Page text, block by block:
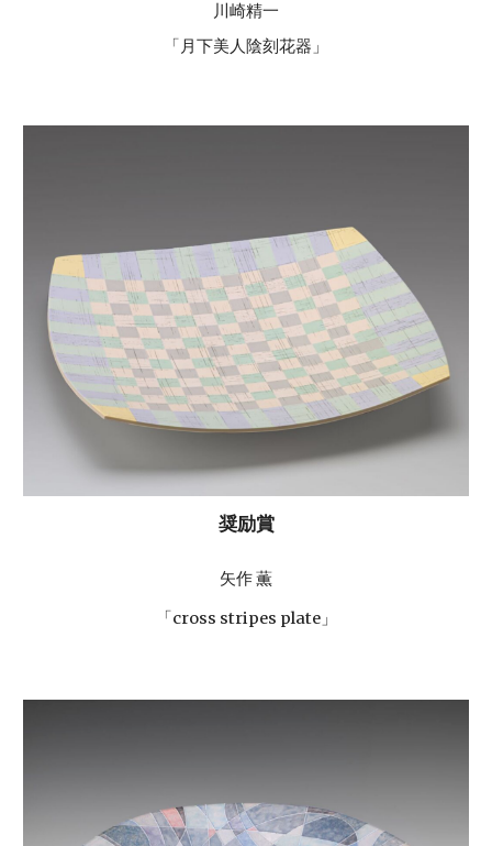
川崎精一
「月下美人陰刻花器」
奨励賞
矢作 薫
「cross stripes plate」